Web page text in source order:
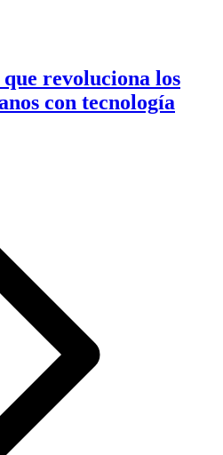
revoluciona los
con tecnología